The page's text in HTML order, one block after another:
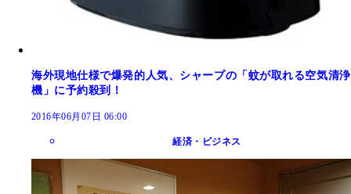
海外現地仕様で爆発的人気、シャープの「蚊が取れる空気清浄
機」に予約殺到！
2016年06月07日 06:00
経済・ビジネス